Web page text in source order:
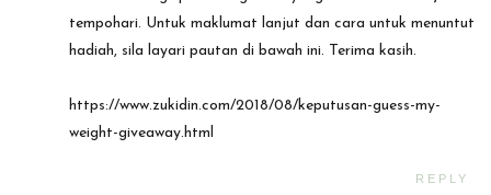
tempohari. Untuk maklumat lanjut dan cara untuk menuntut
hadiah, sila layari pautan di bawah ini. Terima kasih.
https://www.zukidin.com/2018/08/keputusan-guess-my-
weight-giveaway.html
REPLY